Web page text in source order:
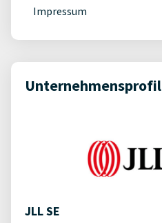
Impressum
Unternehmensprofil
JLL SE